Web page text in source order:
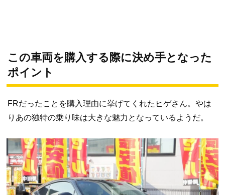
この車両を購入する際に決め手となった
ポイント
FRだったことを購入理由に挙げてくれたヒゲさん。やは
りあの独特の乗り味は大きな魅力となっているようだ。